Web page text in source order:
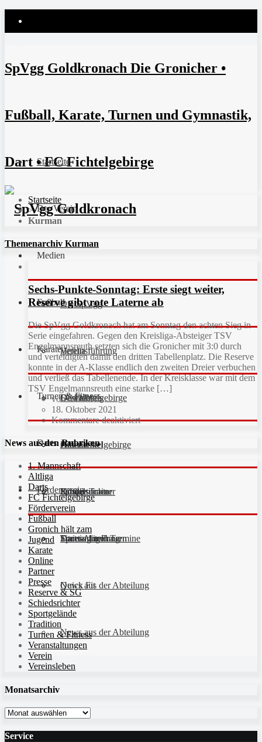
SpVgg Goldkronach Die Gronicher •
Fußball, Karate, Turnen und Gymnastik,
Dart • FC Fichtelgebirge
Startseite
Der Verein
Die SpVgg
Vereinsführung
Geschichte
Fan-Artikel
Partner
Sportanlagen
Medien
Hefdla
Downloads
Galerie
Fußball
FC Fichtelgebirge
JFG Fichtelgebirge
Schiedsrichter
Karate
Aktuell
Unsere Trainer
Training und Termine
Turnen & Fitness
Kinderturnen
Fitness für Frauen
Quick Fit
News aus der Abteilung
Darts
Darts-Abteilung
News aus der Abteilung
Förderverein
Startseite
>
Kurman
Themenarchiv Kurman
Sechs-Punkte-Sonntag: Erste siegt weiter,
Reserve gibt rote Laterne ab
Die SpVgg Goldkronach hat am Sonntag den achten Sieg in
Serie eingefahren. Gegen den Kreisliga-Absteiger TSV
Engelmannsreuth setzten sich die Gronicher mit 3:0 durch
und verteidigten damit den dritten Tabellenplatz. Die Reserve
konnte in der A-Klasse endlich den zweiten Dreier verbuchen
und verließ das Tabellenende. In der Kreisklasse war mit dem
TSV Engelmannsreuth eine starke […]
von Manfred
18. Oktober 2021
Kommentare deaktiviert
News aus den Rubriken
1. Mannschaft
Altliga
Darts
FC Fichtelgebirge
Förderverein
Fußball
Gronich hält zam
Jugend
Karate
Online
Partner
Presse
Reserve & SG
Schiedsrichter
Sportgelände
Tradition
Turnen & Fitness
Veranstaltungen
Verein
Vereinsleben
Monatsarchiv
Monatsarchiv
Service